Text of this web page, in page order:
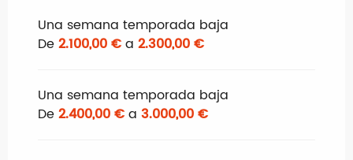
Una semana temporada baja
De2.100,00 €a 2.300,00 €
Una semana temporada baja
De2.400,00 €a 3.000,00 €